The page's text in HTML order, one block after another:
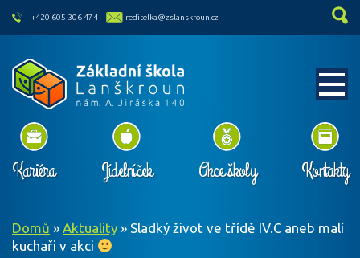
skip to main content
+420 605 306 474 reditelka@zslanskroun.cz
Kariéra Jídelníček Akce školy Kontakty
Domů » Aktuality » Sladký život ve třídě IV.C aneb malí
kuchaři v akci